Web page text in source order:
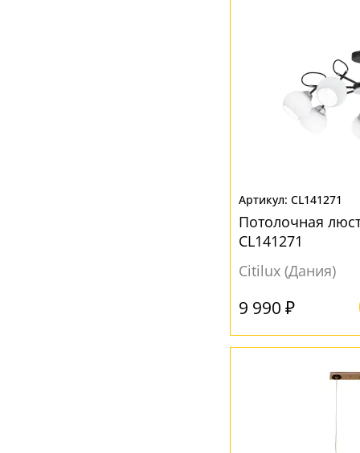
CL141271
Потолочная
CL141271
Citilux (Дания)
9 990 ₽